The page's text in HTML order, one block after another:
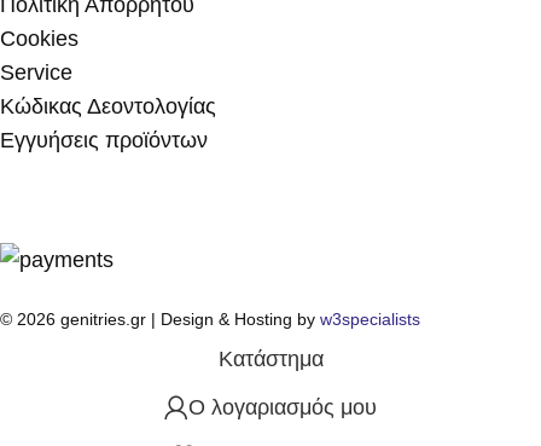
Πολιτική Απορρήτου
Cookies
Service
Κώδικας Δεοντολογίας
Εγγυήσεις προϊόντων
© 2026 genitries.gr | Design & Hosting by w3specialists
Κατάστημα
Ο λογαριασμός μου